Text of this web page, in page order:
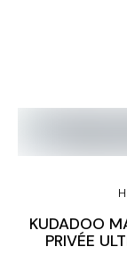
KUDADOO
PRIVÉE